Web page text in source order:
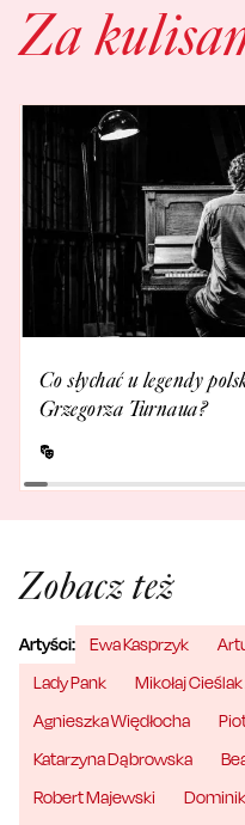
Za
Co słychać u legendy
Grzegorza Turnaua?
Zobacz też
Artyści: Ewa Kasprzyk
Lady Pank
Mikołaj
Agnieszka Więdłocha
Katarzyna Dąbrowska
Robert Majewski